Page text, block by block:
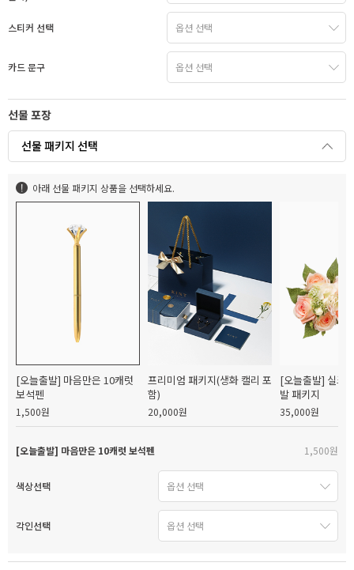
스티커 선택
카드 문구
선물 포장
선물 패키지 선택
아래 선물 패키지 상품을 선택하세요.
[오늘출발] 마음만은 10캐럿
보석펜
1,500원
프리미엄 패키지(생화 캘리 포
함)
20,000원
[오늘출발] 실크
발 패키지
35,000원
[오늘출발] 마음만은 10캐럿 보석펜 1,500원
색상선택
각인선택